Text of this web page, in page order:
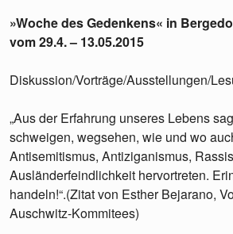
»Woche des Gedenkens« in
vom 29.4. – 13.05.2015
Diskussion/Vorträge/Ausstellungen/
„Aus der Erfahrung unseres Lebens
schweigen, wegsehen, wie und wo
Antisemitismus, Antiziganismus,
Ausländerfeindlichkeit hervortreten.
handeln!“.(Zitat von Esther Bejarano,
Auschwitz-Kommitees)